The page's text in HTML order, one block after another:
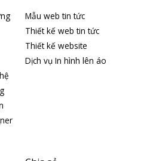
Mẫu web tin tức
Thiết kế web tin tức
Thiết kế website
Dịch vụ In hình lên áo